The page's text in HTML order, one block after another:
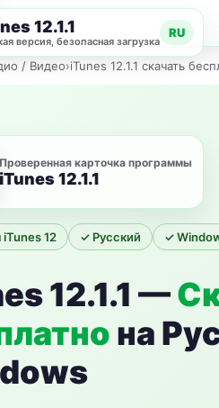
12.1.1
версия, безопасная загрузка
RU
/ Видео›iTunes 12.1.1 скачать
Проверенная карточка программы
iTunes 12.1.1
12 ✓ Русский ✓
12.1.1 —
на